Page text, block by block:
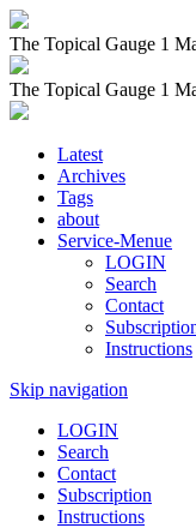
The Topical Gauge 1
The Topical Gauge 1
Latest
Archives
Tags
about
Service-Menue
LOGIN
Search
Contact
Instructions
Skip navigation
LOGIN
Search
Contact
Subscription
Instructions